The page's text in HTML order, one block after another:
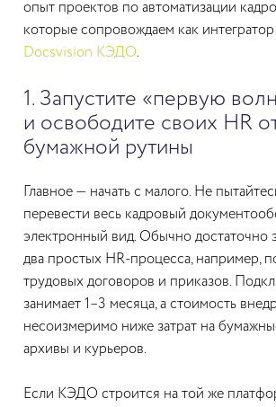
опыт проектов по автоматизации
которые сопровождаем как
Docsvision КЭДО.
1. Запустите «первую
и освободите своих HR
бумажной рутины
Главное — начать с малого. Не
перевести весь кадровый
электронный вид. Обычно достаточно
два простых HR-процесса, например,
трудовых договоров и приказов.
занимает 1–3 месяца, а стоимость
несоизмеримо ниже затрат на
архивы и курьеров.
Если КЭДО строится на той же